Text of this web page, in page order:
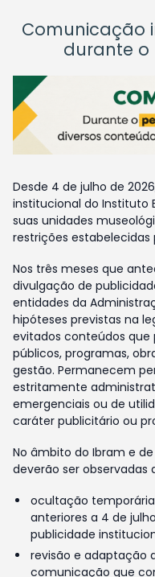
Comunicação
durante o
Desde 4 de julho de
institucional do Instituto
suas unidades
restrições estabelecidas
Nos três meses que
divulgação de
entidades da
hipóteses previstas na
evitados conteúdos
públicos, programas,
gestão. Permanecem
estritamente
emergenciais ou de
caráter publicitário ou
No âmbito do Ibram e
deverão ser observadas
ocultação
anteriores a 4 de
publicidade
revisão e adaptação
comunicação que